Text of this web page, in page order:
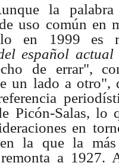
la
de uso común en
en
1999 es
español actual
de errar",
un lado a otro",
Picón-Salas, lo
en
en la que la más
a 1927.